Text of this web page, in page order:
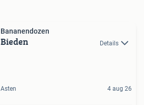
Bananendozen
Bieden Details
Asten 4 aug 26